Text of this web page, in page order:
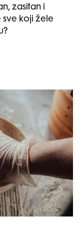
zasitan i
sve koji žele